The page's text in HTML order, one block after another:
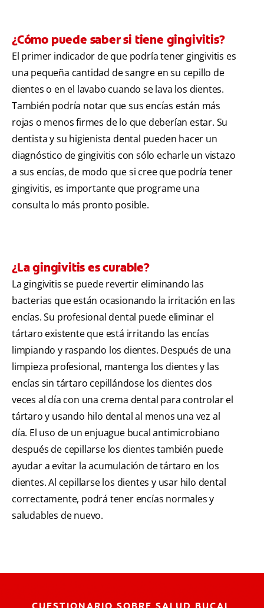
¿Cómo puede saber si tiene gingivitis?
El primer indicador de que podría tener gingivitis es
una pequeña cantidad de sangre en su cepillo de
dientes o en el lavabo cuando se lava los dientes.
También podría notar que sus encías están más
rojas o menos firmes de lo que deberían estar. Su
dentista y su higienista dental pueden hacer un
diagnóstico de gingivitis con sólo echarle un vistazo
a sus encías, de modo que si cree que podría tener
gingivitis, es importante que programe una
consulta lo más pronto posible.
¿La gingivitis es curable?
La gingivitis se puede revertir eliminando las
bacterias que están ocasionando la irritación en las
encías. Su profesional dental puede eliminar el
tártaro existente que está irritando las encías
limpiando y raspando los dientes. Después de una
limpieza profesional, mantenga los dientes y las
encías sin tártaro cepillándose los dientes dos
veces al día con una crema dental para controlar el
tártaro y usando hilo dental al menos una vez al
día. El uso de un enjuague bucal antimicrobiano
después de cepillarse los dientes también puede
ayudar a evitar la acumulación de tártaro en los
dientes. Al cepillarse los dientes y usar hilo dental
correctamente, podrá tener encías normales y
saludables de nuevo.